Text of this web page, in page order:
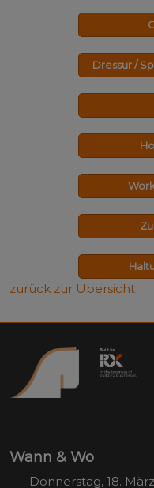
Dressur /
zurück zur Übersicht
Wann & Wo
Donnerstag, 18.